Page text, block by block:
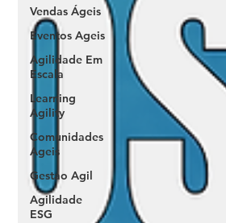
Vendas Ágeis
Eventos Ageis
Agilidade Em
Escala
Learning
Agility
Comunidades
Ageis
Gestao Agil
Agilidade
ESG